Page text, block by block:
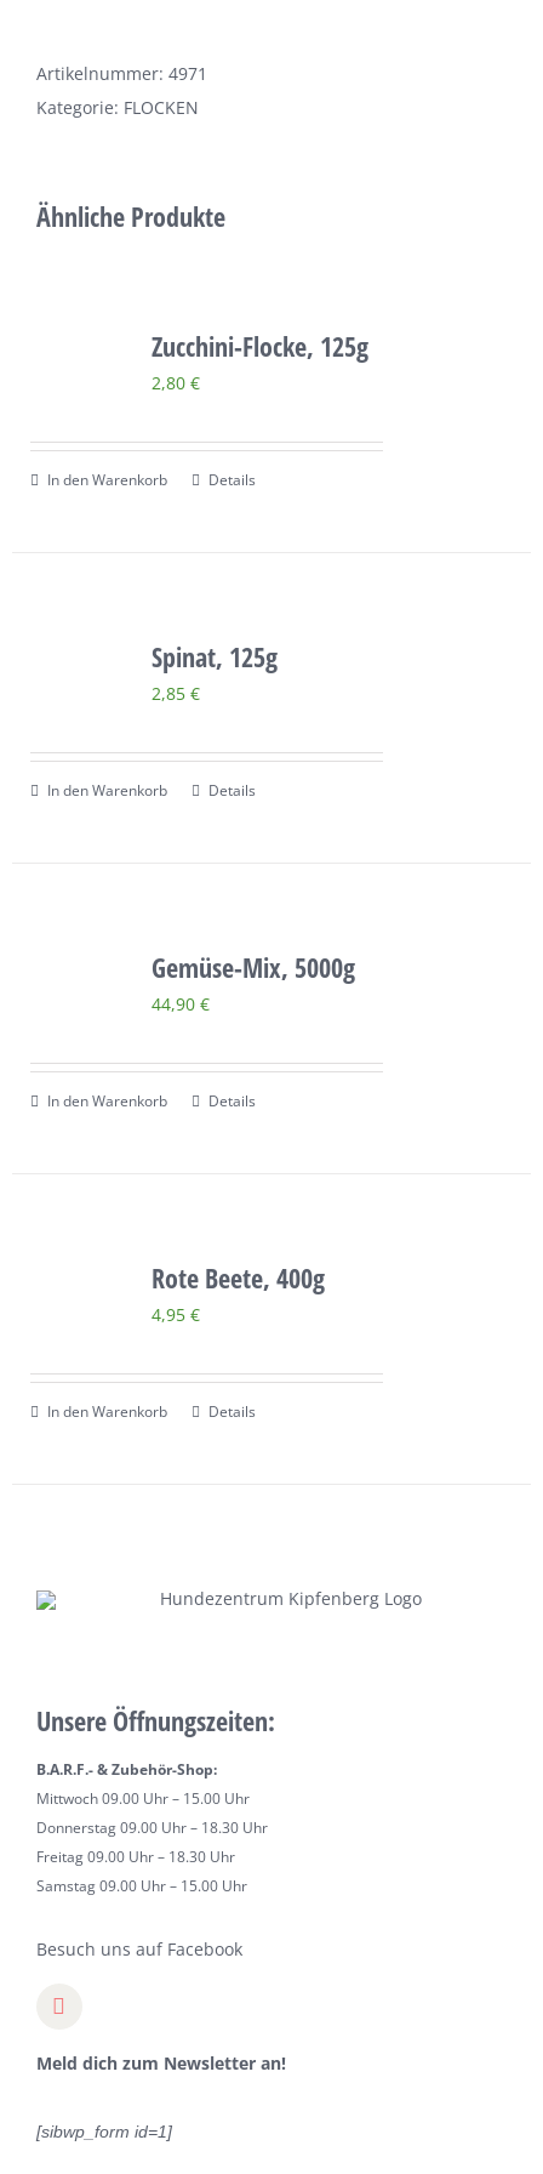
Terminkalender
Artikelnummer: 4971
Kategorie: FLOCKEN
Ähnliche Produkte
Zucchini-Flocke, 125g
2,80 €
In den Warenkorb Details
Spinat, 125g
2,85 €
In den Warenkorb Details
Gemüse-Mix, 5000g
44,90 €
In den Warenkorb Details
Rote Beete, 400g
4,95 €
In den Warenkorb Details
Unsere Öffnungszeiten:
B.A.R.F.- & Zubehör-Shop:
Mittwoch 09.00 Uhr – 15.00 Uhr
Donnerstag 09.00 Uhr – 18.30 Uhr
Freitag 09.00 Uhr – 18.30 Uhr
Samstag 09.00 Uhr – 15.00 Uhr
Besuch uns auf Facebook
Meld dich zum Newsletter an!
[sibwp_form id=1]